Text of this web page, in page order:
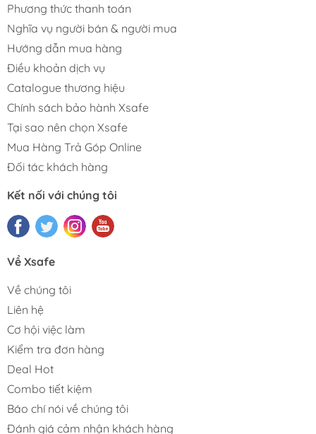
Phương thức thanh toán
Nghĩa vụ người bán & người mua
Hướng dẫn mua hàng
Điều khoản dịch vụ
Catalogue thương hiệu
Chính sách bảo hành Xsafe
Tại sao nên chọn Xsafe
Mua Hàng Trả Góp Online
Đối tác khách hàng
Kết nối với chúng tôi
Về Xsafe
Về chúng tôi
Liên hệ
Cơ hội việc làm
Kiểm tra đơn hàng
Deal Hot
Combo tiết kiệm
Báo chí nói về chúng tôi
Đánh giá cảm nhận khách hàng